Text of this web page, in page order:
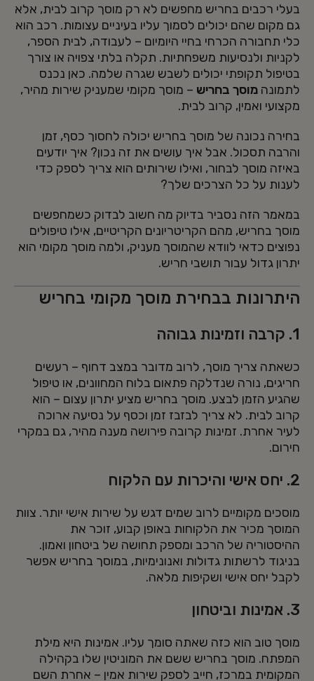
בעלי רכבים בחריש מחפשים לא רק מוסך קרוב לבית, אלא
גם מקום שהם יכולים לסמוך עליו בעיניים עצומות. רכב הוא
כלי תחבורה הכרחי בחיי היומיום – לעבודה, לבית הספר,
לקניות ולנסיעות משפחתיות. תקלה בלתי צפויה או צורך
בטיפול תקופתי יכולים לשבש שגרה שלמה. כאן נכנס
לתמונה מוסך בחריש – מוסך מקומי שמעניק שירות מהיר,
מקצועי ואמין, קרוב לבית.
בחירה נכונה של מוסך בחריש יכולה לחסוך כסף, זמן
והרבה תסכול. אבל איך עושים את זה נכון? איך יודעים
באיזה מוסך לבחור, ואילו שירותים הוא צריך לספק כדי
לענות על כל הצרכים שלך?
במאמר הזה נסביר בדיוק מה חשוב לבדוק כשמחפשים
מוסך בחריש, מהם הקריטריונים הקריטיים, אילו טיפולים
נפוצים כדאי לוודא שהמוסך מעניק, ולמה מוסך מקומי הוא
יתרון גדול עבור תושבי חריש.
היתרונות בבחירת מוסך מקומי בחריש
1. קרבה וזמינות גבוהה
כשאתה צריך מוסך, לרוב מדובר במצב דחוף – רעשים
חריגים, נורה שנדלקה פתאום בלוח המחוונים, או טיפול
שהגיע הזמן לבצע. מוסך בחריש מציע יתרון עצום – הוא
קרוב לבית. לא צריך לבזבז זמן וכסף על נסיעה ארוכה
לעיר אחרת. זמינות קרובה פירושה מענה מהיר, גם במקרי
חירום.
2. יחס אישי והיכרות עם הלקוח
מוסכים מקומיים לרוב שמים דגש על שירות אישי יותר. צוות
המוסך מכיר את הלקוחות באופן קבוע, זוכר את
ההיסטוריה של הרכב ומספק תחושה של ביטחון ואמון.
בניגוד לרשתות גדולות ואנונימיות, במוסך בחריש אפשר
לקבל יחס אישי ושקיפות מלאה.
3. אמינות וביטחון
מוסך טוב הוא כזה שאתה סומך עליו. אמינות היא מילת
המפתח. מוסך בחריש ששם את המוניטין שלו בקהילה
המקומית במרכז, חייב לספק שירות אמין – אחרת השם